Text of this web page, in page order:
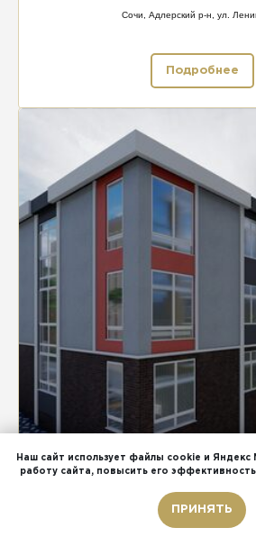
Сочи, Адлерский р-н, ул.
Подробнее
Звонок
Наш сайт использует файлы cookie и Яндекс
работу сайта, повысить его
ПРИНЯТЬ